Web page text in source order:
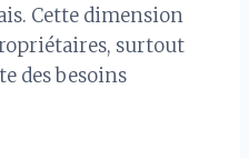
Cette dimension
surtout
des besoins